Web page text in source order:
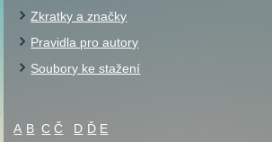
Zkratky a značky
Pravidla pro autory
Soubory ke stažení
A B C Č D Ď E